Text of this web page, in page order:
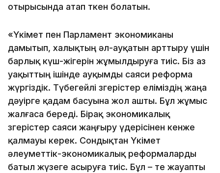
отырысында атап өткен болатын.
«Үкімет пен Парламент экономиканы
дамытып, халықтың әл-ауқатын арттыру үшін
барлық күш-жігерін жұмылдыруға тиіс. Біз аз
уақыттың ішінде ауқымды саяси реформа
жүргіздік. Түбегейлі өзгерістер еліміздің жаңа
дәуірге қадам басуына жол ашты. Бұл жұмыс
жалғаса береді. Бірақ экономикалық
өзгерістер саяси жаңғыру үдерісінен кенже
қалмауы керек. Сондықтан Үкімет
әлеуметтік-экономикалық реформаларды
батыл жүзеге асыруға тиіс. Бұл – өте жауапты